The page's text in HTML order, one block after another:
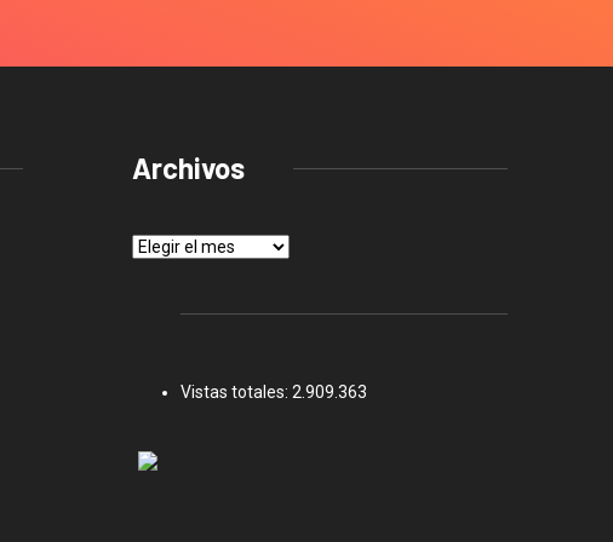
Archivos
Archivos
Vistas totales: 2.909.363